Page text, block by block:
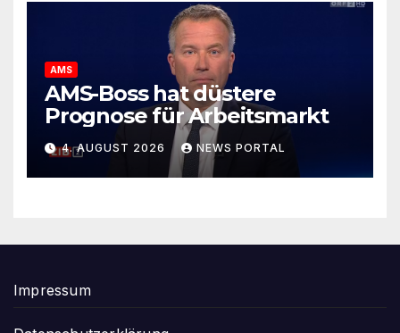
AMS
AMS-Boss hat düstere
Prognose für Arbeitsmarkt
4. AUGUST 2026 NEWS PORTAL
Impressum